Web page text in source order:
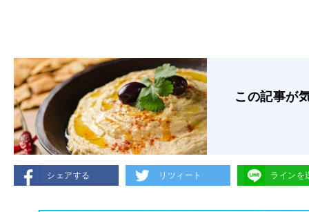
この記事が
シェアする リツィート ラインを